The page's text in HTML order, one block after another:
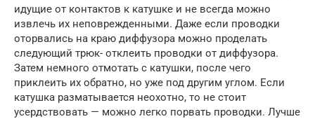
идущие от контактов к катушке и не всегда можно
извлечь их неповрежденными. Даже если проводки
оторвались на краю диффузора можно проделать
следующий трюк- отклеить проводки от диффузора.
Затем немного отмотать с катушки, после чего
приклеить их обратно, но уже под другим углом. Если
катушка разматывается неохотно, то не стоит
усердствовать — можно легко порвать проводки. Лучше